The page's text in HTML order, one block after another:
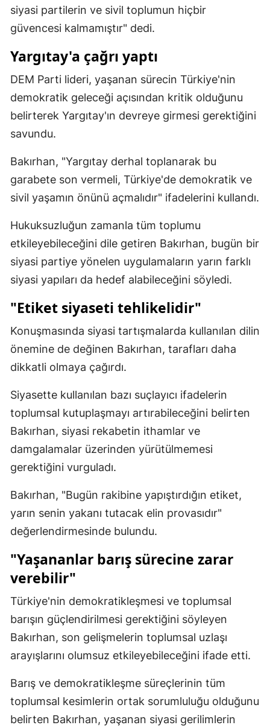
Samsun
Sivas
Tekirdağ
Trabzon
Tunceli
Şanlıurfa
Uşak
Van
Zonguldak
Karaman
Kırıkkale
Bartın
Ardahan
Iğdır
Yalova
Osmaniye
Düzce
siyasi partilerin ve sivil toplumun hiçbir
güvencesi kalmamıştır" dedi.
Yargıtay'a çağrı yaptı
DEM Parti lideri, yaşanan sürecin Türkiye'nin
demokratik geleceği açısından kritik olduğunu
belirterek Yargıtay'ın devreye girmesi gerektiğini
savundu.
Bakırhan, "Yargıtay derhal toplanarak bu
garabete son vermeli, Türkiye'de demokratik ve
sivil yaşamın önünü açmalıdır" ifadelerini kullandı.
Hukuksuzluğun zamanla tüm toplumu
etkileyebileceğini dile getiren Bakırhan, bugün bir
siyasi partiye yönelen uygulamaların yarın farklı
siyasi yapıları da hedef alabileceğini söyledi.
"Etiket siyaseti tehlikelidir"
Konuşmasında siyasi tartışmalarda kullanılan dilin
önemine de değinen Bakırhan, tarafları daha
dikkatli olmaya çağırdı.
Siyasette kullanılan bazı suçlayıcı ifadelerin
toplumsal kutuplaşmayı artırabileceğini belirten
Bakırhan, siyasi rekabetin ithamlar ve
damgalamalar üzerinden yürütülmemesi
gerektiğini vurguladı.
Bakırhan, "Bugün rakibine yapıştırdığın etiket,
yarın senin yakanı tutacak elin provasıdır"
değerlendirmesinde bulundu.
"Yaşananlar barış sürecine zarar
verebilir"
Türkiye'nin demokratikleşmesi ve toplumsal
barışın güçlendirilmesi gerektiğini söyleyen
Bakırhan, son gelişmelerin toplumsal uzlaşı
arayışlarını olumsuz etkileyebileceğini ifade etti.
Barış ve demokratikleşme süreçlerinin tüm
toplumsal kesimlerin ortak sorumluluğu olduğunu
belirten Bakırhan, yaşanan siyasi gerilimlerin